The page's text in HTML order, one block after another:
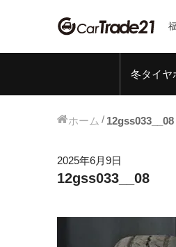
冬タイヤ
ホーム 12gss033__08
2025年6月9日
12gss033__08